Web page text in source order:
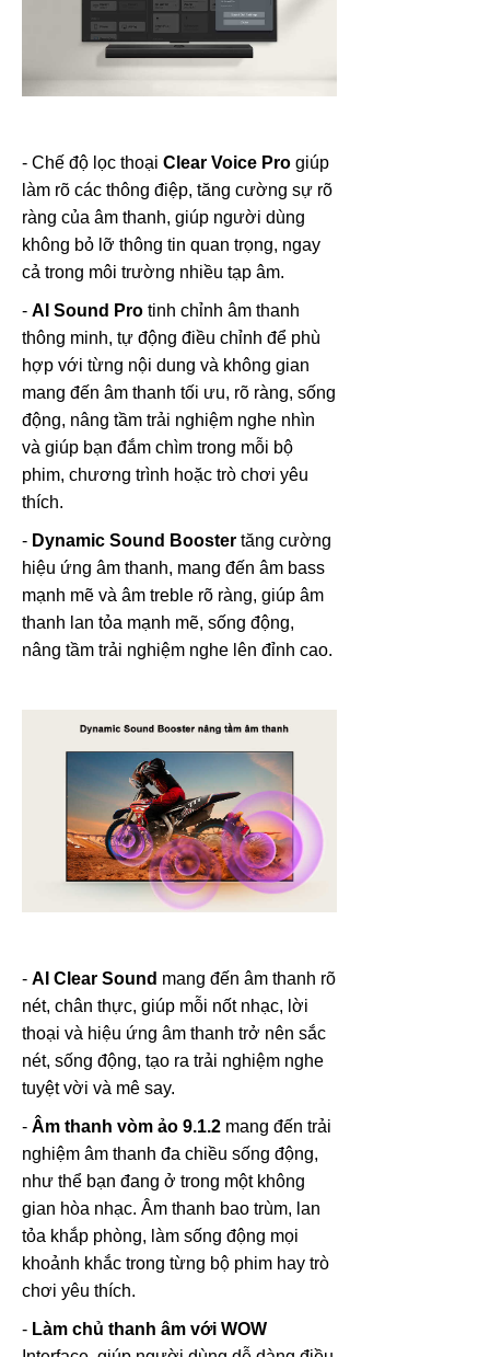
- Chế độ lọc thoại Clear Voice Pro giúp
làm rõ các thông điệp, tăng cường sự rõ
ràng của âm thanh, giúp người dùng
không bỏ lỡ thông tin quan trọng, ngay
cả trong môi trường nhiều tạp âm.
- AI Sound Pro tinh chỉnh âm thanh
thông minh, tự động điều chỉnh để phù
hợp với từng nội dung và không gian
mang đến âm thanh tối ưu, rõ ràng, sống
động, nâng tầm trải nghiệm nghe nhìn
và giúp bạn đắm chìm trong mỗi bộ
phim, chương trình hoặc trò chơi yêu
thích.
- Dynamic Sound Booster tăng cường
hiệu ứng âm thanh, mang đến âm bass
mạnh mẽ và âm treble rõ ràng, giúp âm
thanh lan tỏa mạnh mẽ, sống động,
nâng tầm trải nghiệm nghe lên đỉnh cao.
- AI Clear Sound mang đến âm thanh rõ
nét, chân thực, giúp mỗi nốt nhạc, lời
thoại và hiệu ứng âm thanh trở nên sắc
nét, sống động, tạo ra trải nghiệm nghe
tuyệt vời và mê say.
- Âm thanh vòm ảo 9.1.2 mang đến trải
nghiệm âm thanh đa chiều sống động,
như thể bạn đang ở trong một không
gian hòa nhạc. Âm thanh bao trùm, lan
tỏa khắp phòng, làm sống động mọi
khoảnh khắc trong từng bộ phim hay trò
chơi yêu thích.
- Làm chủ thanh âm với WOW